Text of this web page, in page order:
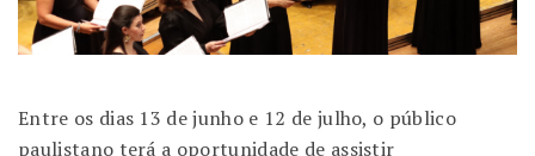
Entre os dias 13 de junho e 12 de julho, o público
paulistano terá a oportunidade de assistir